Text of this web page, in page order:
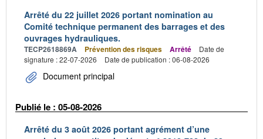
Arrêté du 22 juillet 2026 portant nomination au
Comité technique permanent des barrages et des
ouvrages hydrauliques.
TECP2618869A Prévention des risques Arrêté
Date de
signature : 22-07-2026
Date de publication : 06-08-2026
Document principal
Publié le : 05-08-2026
Arrêté du 3 août 2026 portant agrément d’une